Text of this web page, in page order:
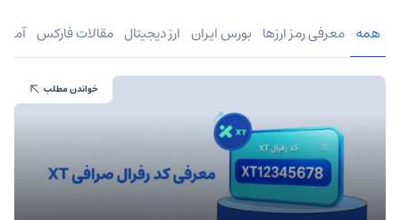
همه معرفی رمز ارزها بورس ایران ارز دیجیتال مقالات فارکس
خواندن مطلب